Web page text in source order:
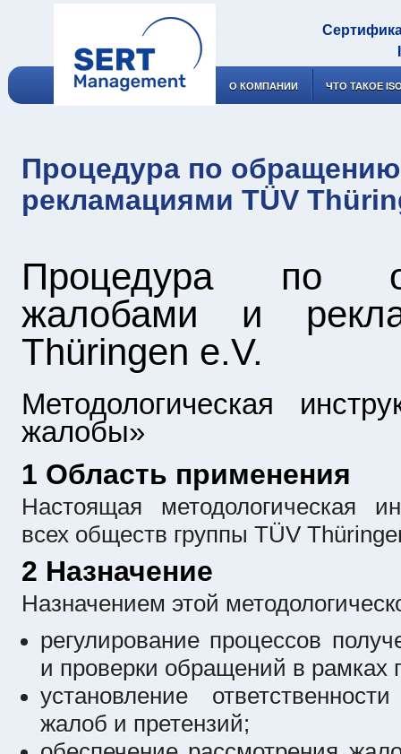
О КОМПАНИИ ЧТО ТАКОЕ
Процедура по
рекламациями TÜV
Процедура по
жалобами и
Thüringen e.V.
Методологическая
жалобы»
1 Область применения
Настоящая методологическая
всех обществ группы TÜV
2 Назначение
Назначением этой
регулирование процессов
и проверки обращений в рамках
установление
жалоб и претензий;